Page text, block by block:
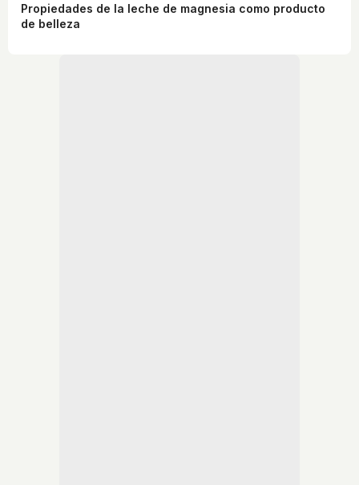
Propiedades de la leche de magnesia como producto
de belleza